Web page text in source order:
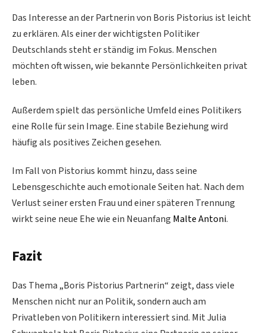
Das Interesse an der Partnerin von Boris Pistorius ist leicht
zu erklären. Als einer der wichtigsten Politiker
Deutschlands steht er ständig im Fokus. Menschen
möchten oft wissen, wie bekannte Persönlichkeiten privat
leben.
Außerdem spielt das persönliche Umfeld eines Politikers
eine Rolle für sein Image. Eine stabile Beziehung wird
häufig als positives Zeichen gesehen.
Im Fall von Pistorius kommt hinzu, dass seine
Lebensgeschichte auch emotionale Seiten hat. Nach dem
Verlust seiner ersten Frau und einer späteren Trennung
wirkt seine neue Ehe wie ein Neuanfang Malte Antoni.
Fazit
Das Thema „Boris Pistorius Partnerin“ zeigt, dass viele
Menschen nicht nur an Politik, sondern auch am
Privatleben von Politikern interessiert sind. Mit Julia